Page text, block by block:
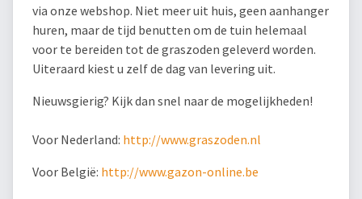
via onze webshop. Niet meer uit huis, geen aanhanger
huren, maar de tijd benutten om de tuin helemaal
voor te bereiden tot de graszoden geleverd worden.
Uiteraard kiest u zelf de dag van levering uit.
Nieuwsgierig? Kijk dan snel naar de mogelijkheden!
Voor Nederland: http://www.graszoden.nl
Voor België: http://www.gazon-online.be